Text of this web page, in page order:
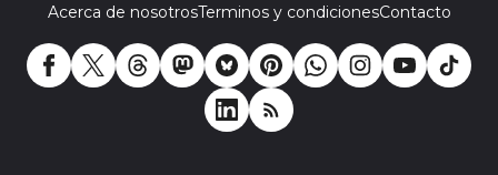
Acerca de nosotrosTerminos y condicionesContacto